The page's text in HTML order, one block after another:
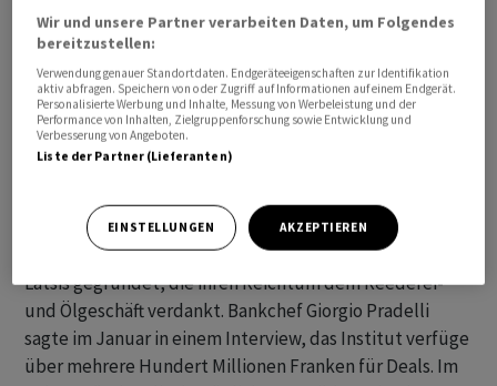
sowie Südostasien.
“Einige von ihnen werden von derCredit Suisseund der
UBSkommen, aber nicht nur”, sagte Collardi, der
früher Chef derBank Julius Bär
ihre Optionen jetzt neu.”
wurde 1995 von der griechischen Milliardärsfamilie
Latsis gegründet, die ihren Reichtum dem Reederei-
und Ölgeschäft verdankt. Bankchef Giorgio Pradelli
sagte im Januar in einem Interview, das Institut verfüge
über mehrere Hundert Millionen Franken für Deals. Im
Wir und unsere Partner verarbeiten Daten, um Folgendes
bereitzustellen:
Verwendung genauer Standortdaten. Endgeräteeigenschaften zur Identifikation
aktiv abfragen. Speichern von oder Zugriff auf Informationen auf einem Endgerät.
Personalisierte Werbung und Inhalte, Messung von Werbeleistung und der
Performance von Inhalten, Zielgruppenforschung sowie Entwicklung und
Verbesserung von Angeboten.
Liste der Partner (Lieferanten)
EINSTELLUNGEN AKZEPTIEREN